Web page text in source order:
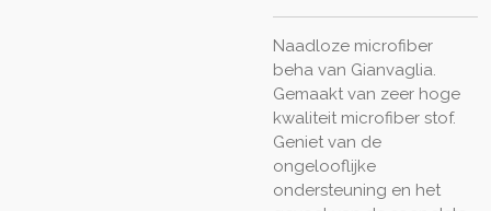
Naadloze microfiber
beha van Gianvaglia.
Gemaakt van zeer hoge
kwaliteit microfiber stof.
Geniet van de
ongelooflijke
ondersteuning en het